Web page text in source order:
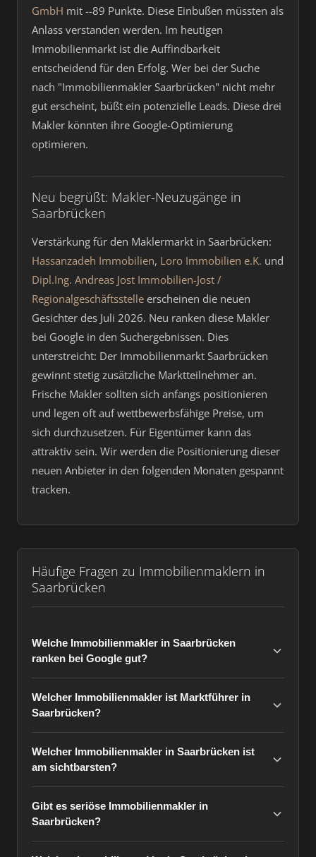
GmbH mit --89 Punkte. Diese Einbußen müssten als
Anlass verstanden werden. Im heutigen
Immobilienmarkt ist die Auffindbarkeit
entscheidend für den Erfolg. Wer bei der Suche
nach "Immobilienmakler Saarbrücken" nicht mehr
gut erscheint, büßt ein potenzielle Leads. Diese drei
Makler könnten ihre Google-Optimierung
optimieren.
Neu begrüßt: Makler-Neuzugänge in
Saarbrücken
Verstärkung für den Maklermarkt in Saarbrücken:
Hassanzadeh Immobilien, Loro Immobilien e.K. und
Dipl.Ing. Andreas Jost Immobilien-Jost /
Regionalgeschäftsstelle erscheinen die neuen
Gesichter des Juli 2026. Neu ranken diese Makler
bei Google in den Suchergebnissen. Dies
unterstreicht: Der Immobilienmarkt Saarbrücken
gewinnt stetig zusätzliche Marktteilnehmer an.
Frische Makler sollten sich anfangs positionieren
und legen oft auf wettbewerbsfähige Preise, um
sich durchzusetzen. Für Eigentümer kann das
attraktiv sein. Wir werden die Positionierung dieser
neuen Anbieter in den folgenden Monaten gespannt
tracken.
Häufige Fragen zu Immobilienmaklern in
Saarbrücken
Welche Immobilienmakler in Saarbrücken
ranken bei Google gut?
Welcher Immobilienmakler ist Marktführer in
Saarbrücken?
Welcher Immobilienmakler in Saarbrücken ist
am sichtbarsten?
Gibt es seriöse Immobilienmakler in
Saarbrücken?